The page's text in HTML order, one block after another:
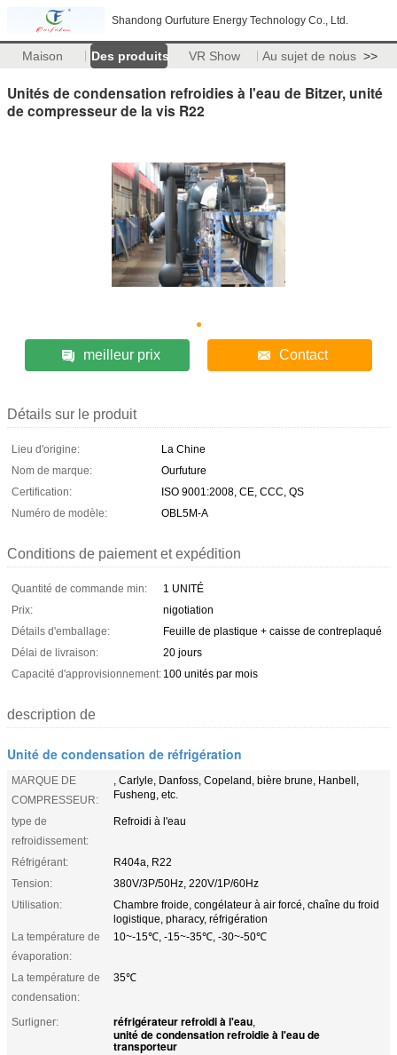
Shandong Ourfuture Energy Technology Co., Ltd.
Maison Des produits VR Show Au sujet de nous >>
Unités de condensation refroidies à l'eau de Bitzer, unité
de compresseur de la vis R22
meilleur prix Contact
Détails sur le produit
Lieu d'origine:
La Chine
Nom de marque:
Ourfuture
Certification:
ISO 9001:2008, CE, CCC, QS
Numéro de modèle:
OBL5M-A
Conditions de paiement et expédition
Quantité de commande min:
1 UNITÉ
Prix:
nigotiation
Détails d'emballage:
Feuille de plastique + caisse de contreplaqué
Délai de livraison:
20 jours
Capacité d'approvisionnement: 100 unités par mois
description de
Unité de condensation de réfrigération
MARQUE DE
COMPRESSEUR:
, Carlyle, Danfoss, Copeland, bière brune, Hanbell,
Fusheng, etc.
type de
refroidissement:
Refroidi à l'eau
Réfrigérant:
R404a, R22
Tension:
380V/3P/50Hz, 220V/1P/60Hz
Utilisation:
Chambre froide, congélateur à air forcé, chaîne du froid
logistique, pharacy, réfrigération
La température de
évaporation:
10~-15℃, -15~-35℃, -30~-50℃
La température de
condensation:
35℃
Surligner: réfrigérateur refroidi à l'eau,
unité de condensation refroidie à l'eau de
transporteur